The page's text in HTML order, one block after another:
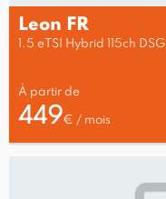
Leon FR
1.5 eTSI Hybrid 115ch DSG
À partir de
449€ / mois